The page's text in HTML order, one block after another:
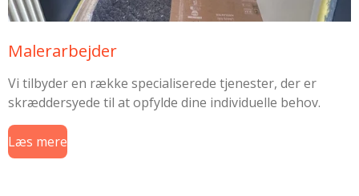
Malerarbejder
Vi tilbyder en række specialiserede tjenester, der er
skræddersyede til at opfylde dine individuelle behov.
Læs mere